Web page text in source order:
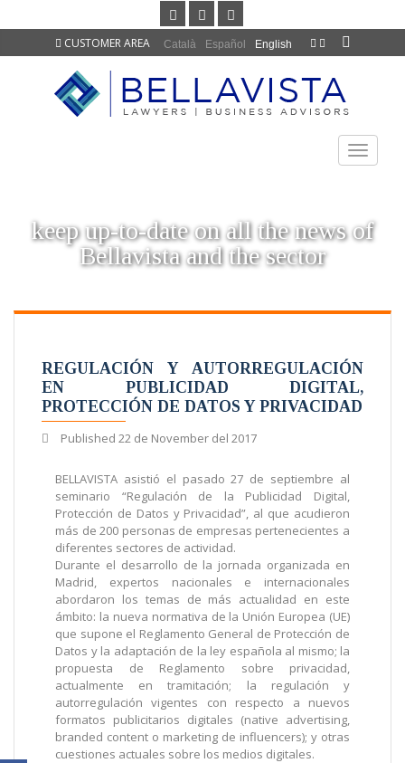
Català Español English
CUSTOMER AREA
TOGGLE
keep up-to-date on all the news of
Bellavista and the sector
REGULACIÓN Y AUTORREGULACIÓN
EN PUBLICIDAD DIGITAL,
PROTECCIÓN DE DATOS Y PRIVACIDAD
Published 22 de November del 2017
BELLAVISTA asistió el pasado 27 de septiembre al
seminario “Regulación de la Publicidad Digital,
Protección de Datos y Privacidad”, al que acudieron
más de 200 personas de empresas pertenecientes a
diferentes sectores de actividad.
Durante el desarrollo de la jornada organizada en
Madrid, expertos nacionales e internacionales
abordaron los temas de más actualidad en este
ámbito: la nueva normativa de la Unión Europea (UE)
que supone el Reglamento General de Protección de
Datos y la adaptación de la ley española al mismo; la
propuesta de Reglamento sobre privacidad,
actualmente en tramitación; la regulación y
autorregulación vigentes con respecto a nuevos
formatos publicitarios digitales (native advertising,
branded content o marketing de influencers); y otras
cuestiones actuales sobre los medios digitales.